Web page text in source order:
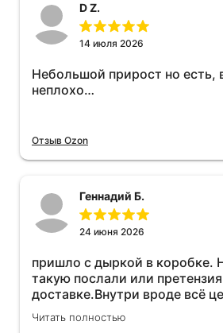
D Z.
14 июля 2026
Небольшой прирост но есть,
неплохо…
Отзыв Ozon
Геннадий Б.
24 июня 2026
пришло с дыркой в коробке.
такую послали или
доставке.Внутри вроде всё
раза установить не
может интернет дурит.
Читать полностью